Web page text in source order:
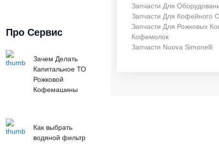
Про Сервис
Зачем Делать
Капитальное ТО
Рожковой
Кофемашины
Как выбрать
водяной фильтр
Запчасти Для
Запчасти Для Кофейного
Запчасти Для Рожковых
Кофемолок
Запчасти Nuova Simonelli